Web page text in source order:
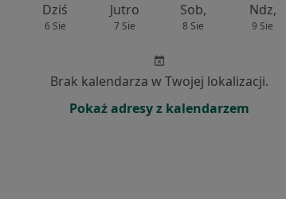
Dziś
6 Sie
Jutro
7 Sie
Sob,
8 Sie
Ndz,
9 Sie
Brak kalendarza w Twojej lokalizacji.
Pokaż adresy z kalendarzem